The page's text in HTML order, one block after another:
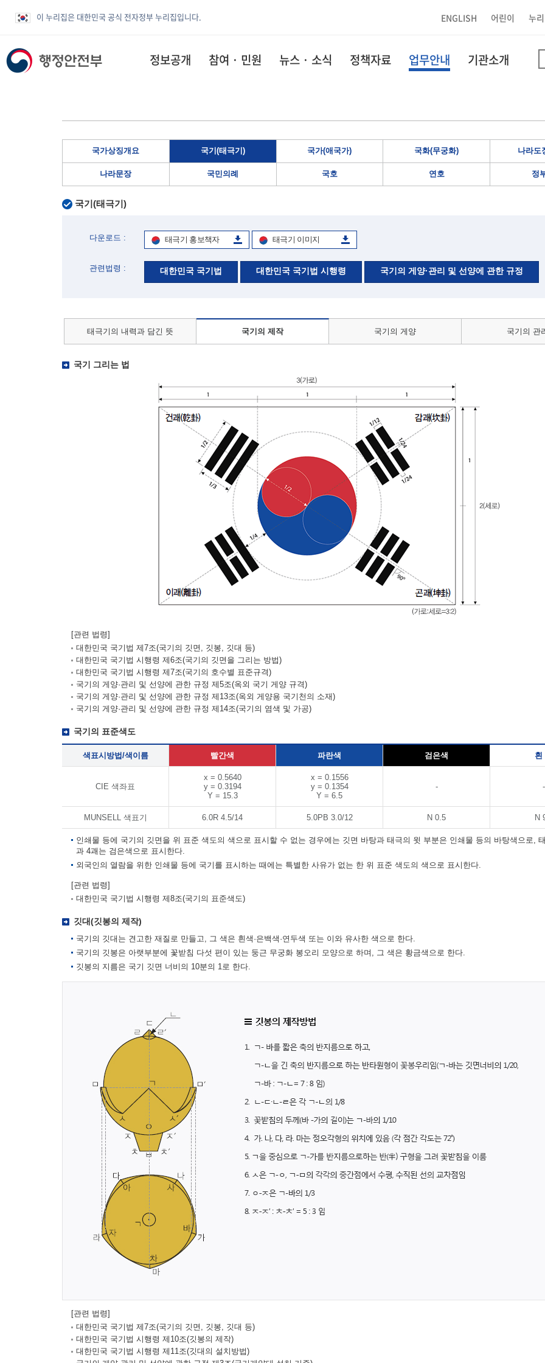
이 누리집은 대한민국 공식 전자정부 누리집입니다. ENGLISH 어린이 누
정보공개 참여 · 민원 뉴스 · 소식 정책자료 업무안내 기관소개
국가상징개요 국기(태극기) 국가(애국가) 국화(무궁화) 나라도
나라문장 국민의례 국호 연호 정
국기(태극기)
다운로드 : 태극기 홍보책자 태극기 이미지
관련법령 : 대한민국 국기법 대한민국 국기법 시행령 국기의 게양·관리 및 선양에 관한 규정
태극기의 내력과 담긴 뜻 국기의 제작 국기의 게양 국기의 관
국기 그리는 법
[관련 법령]
대한민국 국기법 제7조(국기의 깃면, 깃봉, 깃대 등)
대한민국 국기법 시행령 제6조(국기의 깃면을 그리는 방법)
대한민국 국기법 시행령 제7조(국기의 호수별 표준규격)
국기의 게양·관리 및 선양에 관한 규정 제5조(옥외 국기 게양 규격)
국기의 게양·관리 및 선양에 관한 규정 제13조(옥외 게양용 국기천의 소재)
국기의 게양·관리 및 선양에 관한 규정 제14조(국기의 염색 및 가공)
국기의 표준색도
색표시방법/색이름 빨간색 파란색 검은색 흰
CIE 색좌표
x = 0.5640
y = 0.3194
Y = 15.3
x = 0.1556
y = 0.1354
Y = 6.5
- -
MUNSELL 색표기 6.0R 4.5/14 5.0PB 3.0/12 N 0.5 N
인쇄물 등에 국기의 깃면을 위 표준 색도의 색으로 표시할 수 없는 경우에는 깃면 바탕과 태극의 윗 부분은 인쇄물 등의 바탕색으로,
과 4괘는 검은색으로 표시한다.
외국인의 열람을 위한 인쇄물 등에 국기를 표시하는 때에는 특별한 사유가 없는 한 위 표준 색도의 색으로 표시한다.
[관련 법령]
대한민국 국기법 시행령 제8조(국기의 표준색도)
깃대(깃봉의 제작)
국기의 깃대는 견고한 재질로 만들고, 그 색은 흰색·은백색·연두색 또는 이와 유사한 색으로 한다.
국기의 깃봉은 아랫부분에 꽃받침 다섯 편이 있는 둥근 무궁화 봉오리 모양으로 하며, 그 색은 황금색으로 한다.
깃봉의 지름은 국기 깃면 너비의 10분의 1로 한다.
[관련 법령]
대한민국 국기법 제7조(국기의 깃면, 깃봉, 깃대 등)
대한민국 국기법 시행령 제10조(깃봉의 제작)
대한민국 국기법 시행령 제11조(깃대의 설치방법)